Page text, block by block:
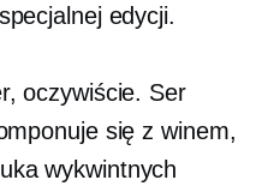
edycji.
oczywiście. Ser
się z winem,
wykwintnych